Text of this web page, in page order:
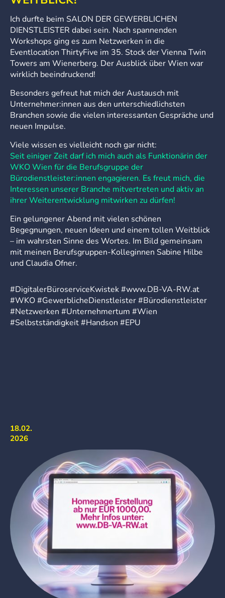
Ich durfte beim SALON DER GEWERBLICHEN
DIENSTLEISTER dabei sein. Nach spannenden
Workshops ging es zum Netzwerken in die
Eventlocation ThirtyFive im 35. Stock der Vienna Twin
Towers am Wienerberg. Der Ausblick über Wien war
wirklich beeindruckend!
Besonders gefreut hat mich der Austausch mit
Unternehmer:innen aus den unterschiedlichsten
Branchen sowie die vielen interessanten Gespräche und
neuen Impulse.
Viele wissen es vielleicht noch gar nicht:
Seit einiger Zeit darf ich mich auch als Funktionärin der
WKO Wien für die Berufsgruppe der
Bürodienstleister:innen engagieren. Es freut mich, die
Interessen unserer Branche mitvertreten und aktiv an
ihrer Weiterentwicklung mitwirken zu dürfen!
Ein gelungener Abend mit vielen schönen
Begegnungen, neuen Ideen und einem tollen Weitblick
– im wahrsten Sinne des Wortes. Im Bild gemeinsam
mit meinen Berufsgruppen-Kolleginnen Sabine Hilbe
und Claudia Ofner.
#DigitalerBüroserviceKwistek#www.DB-VA-RW.at
#WKO#GewerblicheDienstleister#Bürodienstleister
#Netzwerken #Unternehmertum #Wien
#Selbstständigkeit#Handson #EPU
18.02.
2026